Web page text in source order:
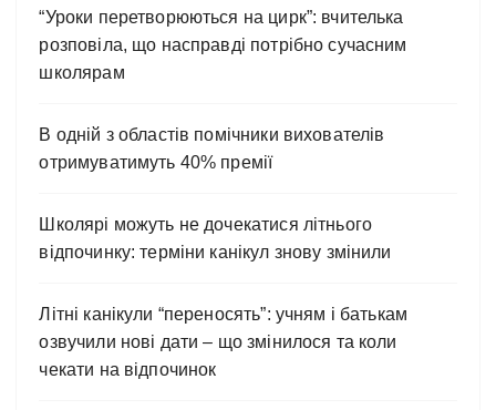
“Уроки перетворюються на цирк”: вчителька
розповіла, що насправді потрібно сучасним
школярам
В одній з областів помічники вихователів
отримуватимуть 40% премії
Школярі можуть не дочекатися літнього
відпочинку: терміни канікул знову змінили
Літні канікули “переносять”: учням і батькам
озвучили нові дати – що змінилося та коли
чекати на відпочинок